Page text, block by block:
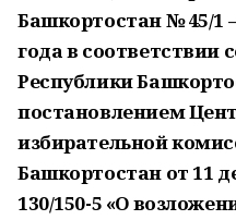
Башкортостан № 45/1 –
года в соответствии
Республики
постановлением
избирательной
Башкортостан от 11
130/150-5 «О